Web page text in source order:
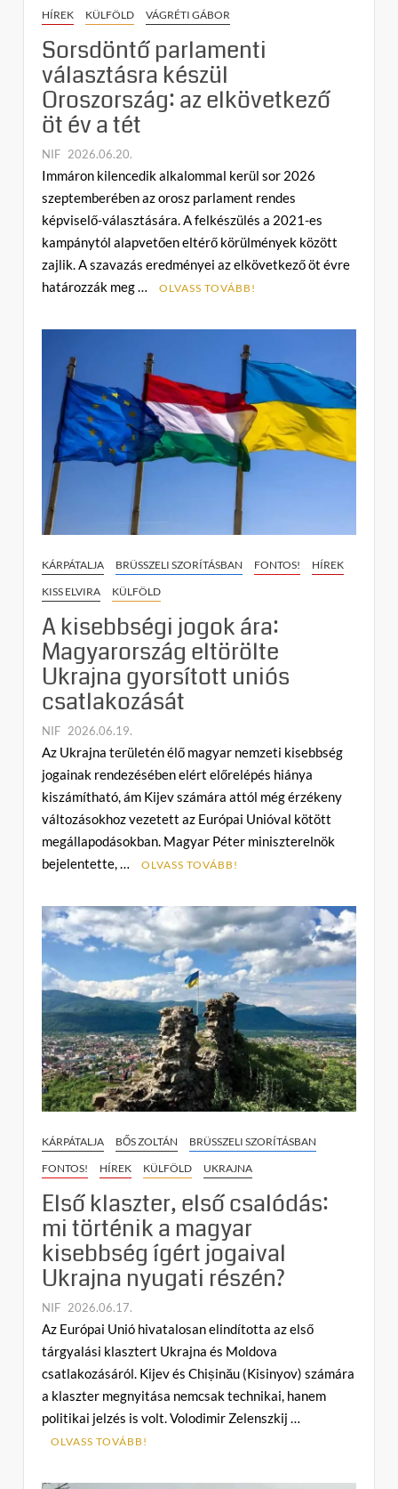
európai
országok?
HÍREK
KÜLFÖLD VÁGRÉTI GÁBOR
Sorsdöntő parlamenti
választásra készül
Oroszország: az elkövetkező
öt év a tét
NIF 2026.06.20.
o
m
m
e
n
t
Sorsdöntő
választásra
készül
Oroszország:
az
elkövetkező
öt
év
a
tét
Immáron kilencedik alkalommal kerül sor 2026
szeptemberében az orosz parlament rendes
képviselő-választására. A felkészülés a 2021-es
kampánytól alapvetően eltérő körülmények között
zajlik. A szavazás eredményei az elkövetkező öt évre
határozzák meg …
OLVASS TOVÁBB!
KÁRPÁTALJA BRÜSSZELI SZORÍTÁSBAN FONTOS!
HÍREK
KISS ELVIRA
KÜLFÖLD
A kisebbségi jogok ára:
Magyarország eltörölte
Ukrajna gyorsított uniós
csatlakozását
NIF 2026.06.19.
o
m
m
e
n
t
A
kisebbségi
jogok
ára:
Magyarország
eltörölte
Ukrajna
gyorsított
uniós
csatlakozását
Az Ukrajna területén élő magyar nemzeti kisebbség
jogainak rendezésében elért előrelépés hiánya
kiszámítható, ám Kijev számára attól még érzékeny
változásokhoz vezetett az Európai Unióval kötött
megállapodásokban. Magyar Péter miniszterelnök
bejelentette, …
OLVASS TOVÁBB!
KÁRPÁTALJA BŐS ZOLTÁN
BRÜSSZELI SZORÍTÁSBAN
FONTOS!
HÍREK KÜLFÖLD UKRAJNA
Első klaszter, első csalódás:
mi történik a magyar
kisebbség ígért jogaival
Ukrajna nyugati részén?
NIF 2026.06.17.
o
m
m
e
n
t
Első
Az Európai Unió hivatalosan elindította az első
tárgyalási klasztert Ukrajna és Moldova
csatlakozásáról. Kijev és Chișinău (Kisinyov) számára
a klaszter megnyitása nemcsak technikai, hanem
politikai jelzés is volt. Volodimir Zelenszkij …
OLVASS TOVÁBB!